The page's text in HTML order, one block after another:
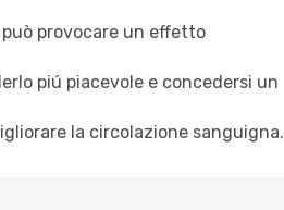
provocare un effetto
piú piacevole e concedersi un
la circolazione sanguigna.